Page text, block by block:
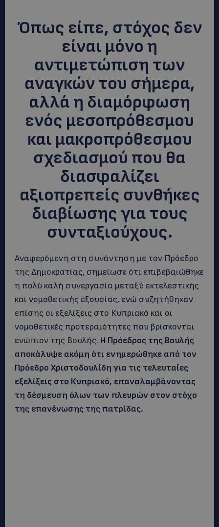
Όπως είπε, στόχος δεν
είναι μόνο η
αντιμετώπιση των
αναγκών του σήμερα,
αλλά η διαμόρφωση
ενός μεσοπρόθεσμου
και μακροπρόθεσμου
σχεδιασμού που θα
διασφαλίζει
αξιοπρεπείς συνθήκες
διαβίωσης για τους
συνταξιούχους.
Αναφερόμενη στη συνάντηση με τον Πρόεδρο
της Δημοκρατίας, σημείωσε ότι επιβεβαιώθηκε
η πολύ καλή συνεργασία μεταξύ εκτελεστικής
και νομοθετικής εξουσίας, ενώ συζητήθηκαν
επίσης οι εξελίξεις στο Κυπριακό και οι
νομοθετικές προτεραιότητες που βρίσκονται
ενώπιον της Βουλής. Η Πρόεδρος της Βουλής
αποκάλυψε ακόμη ότι ενημερώθηκε από τον
Πρόεδρο Χριστοδουλίδη για τις τελευταίες
εξελίξεις στο Κυπριακό, επαναλαμβάνοντας
τη δέσμευση όλων των πλευρών στον στόχο
της επανένωσης της πατρίδας.